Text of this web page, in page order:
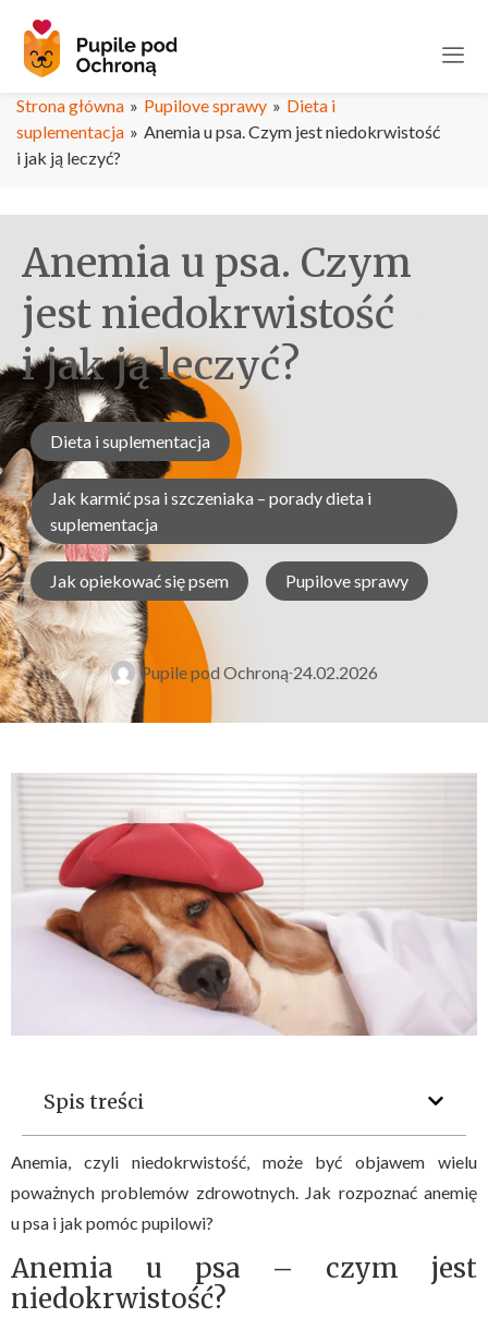
Strona główna » Pupilove sprawy » Dieta i
suplementacja » Anemia u psa. Czym jest niedokrwistość
i jak ją leczyć?
Anemia u psa. Czym
jest niedokrwistość
i jak ją leczyć?
Dieta i suplementacja
Jak karmić psa i szczeniaka – porady dieta i
suplementacja
Jak opiekować się psem Pupilove sprawy
Pupile pod Ochroną 24.02.2026
Spis treści
Anemia, czyli niedokrwistość, może być objawem wielu
poważnych problemów zdrowotnych. Jak rozpoznać anemię
u psa i jak pomóc pupilowi?
Anemia u psa – czym jest
niedokrwistość?